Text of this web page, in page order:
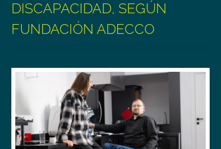
DISCAPACIDAD, SEGÚN
FUNDACIÓN ADECCO